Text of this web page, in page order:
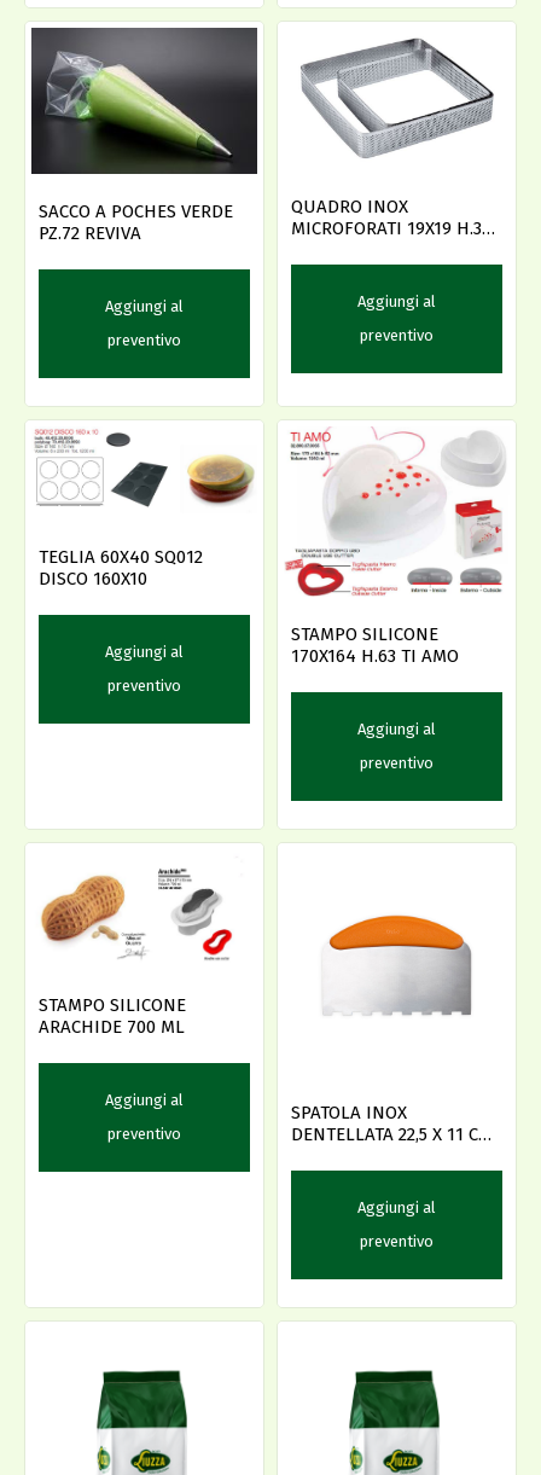
SACCO A POCHES VERDE
PZ.72 REVIVA
Aggiungi al
preventivo
QUADRO INOX
MICROFORATI 19X19 H.3,5
Aggiungi al
preventivo
TEGLIA 60X40 SQ012
DISCO 160X10
Aggiungi al
preventivo
STAMPO SILICONE
170X164 H.63 TI AMO
Aggiungi al
preventivo
STAMPO SILICONE
ARACHIDE 700 ML
Aggiungi al
preventivo
SPATOLA INOX
DENTELLATA 22,5 X 11 CM
Aggiungi al
preventivo